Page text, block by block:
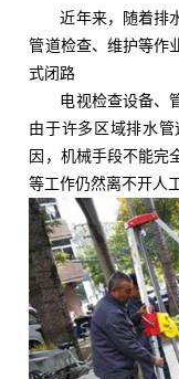
近年来，随着排
管道检查、维护等作
式闭路
电视检查设备、
由于许多区域排水
因，机械手段不能完
等工作仍然离不开人